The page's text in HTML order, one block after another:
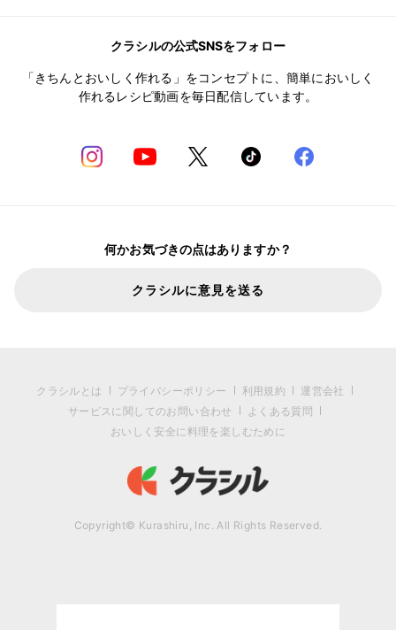
クラシルの公式SNSをフォロー
「きちんとおいしく作れる」をコンセプトに、簡単においしく
作れるレシピ動画を毎日配信しています。
何かお気づきの点はありますか？
クラシルに意見を送る
クラシルとは プライバシーポリシー 利用規約
運営会社
サービスに関してのお問い合わせ
よくある質問
おいしく安全に料理を楽しむために
Copyright© Kurashiru, Inc. All Rights Reserved.